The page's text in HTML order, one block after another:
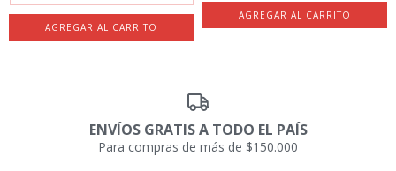
ENVÍOS GRATIS A TODO EL PAÍS
Para compras de más de $150.000